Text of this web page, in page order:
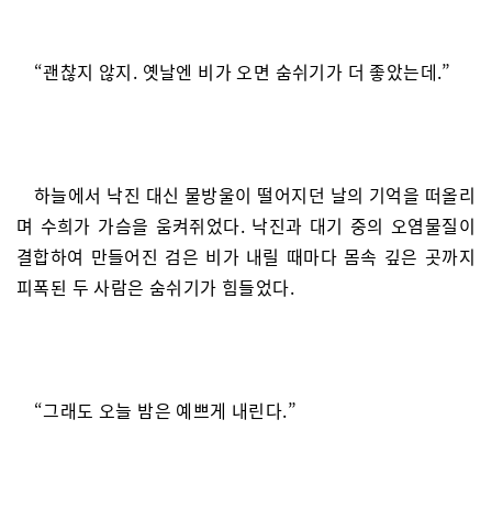
“괜찮지 않지. 옛날엔 비가 오면 숨쉬기가 더 좋았는데.”
하늘에서 낙진 대신 물방울이 떨어지던 날의 기억을 떠올리
며 수희가 가슴을 움켜쥐었다. 낙진과 대기 중의 오염물질이
결합하여 만들어진 검은 비가 내릴 때마다 몸속 깊은 곳까지
피폭된 두 사람은 숨쉬기가 힘들었다.
“그래도 오늘 밤은 예쁘게 내린다.”